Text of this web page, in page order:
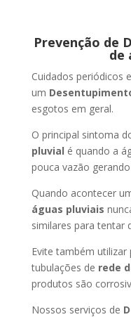
Prevenção de
de
Cuidados periódicos
um
esgotos em geral.
O principal sintoma
pluvial é quando a
pouca vazão
Quando acontecer
águas pluviais
similares para tentar
Evite também
tubulações de rede
produtos são
Nossos serviços de